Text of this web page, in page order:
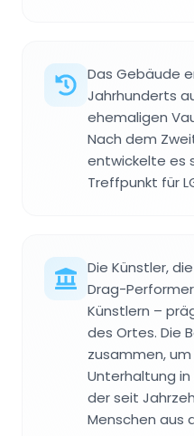
Das Gebäude
Jahrhunderts
ehemaligen
Nach dem
entwickelte es
Treffpunkt für
Die Künstler,
Drag-
Künstlern –
des Ortes. Die
zusammen,
Unterhaltung
der seit
Menschen aus